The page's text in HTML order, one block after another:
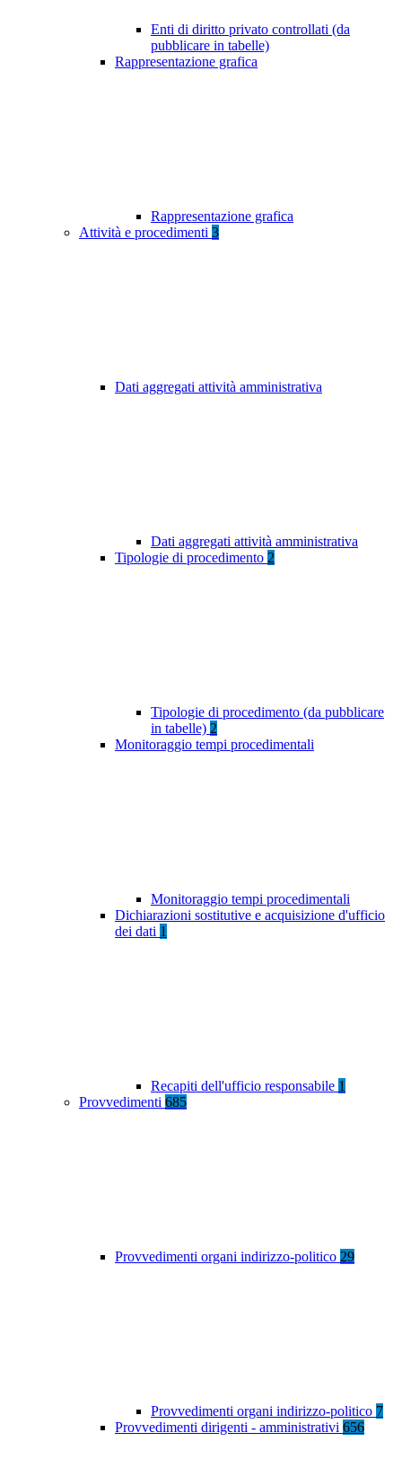
Enti di diritto privato controllati (da
pubblicare in tabelle)
Rappresentazione grafica
Rappresentazione grafica
Attività e procedimenti 3
Dati aggregati attività amministrativa
Dati aggregati attività amministrativa
Tipologie di procedimento 2
Tipologie di procedimento (da pubblicare
in tabelle) 2
Monitoraggio tempi procedimentali
Monitoraggio tempi procedimentali
Dichiarazioni sostitutive e acquisizione d'ufficio
dei dati 1
Recapiti dell'ufficio responsabile 1
Provvedimenti 685
Provvedimenti organi indirizzo-politico 29
Provvedimenti organi indirizzo-politico 7
Provvedimenti dirigenti - amministrativi 656